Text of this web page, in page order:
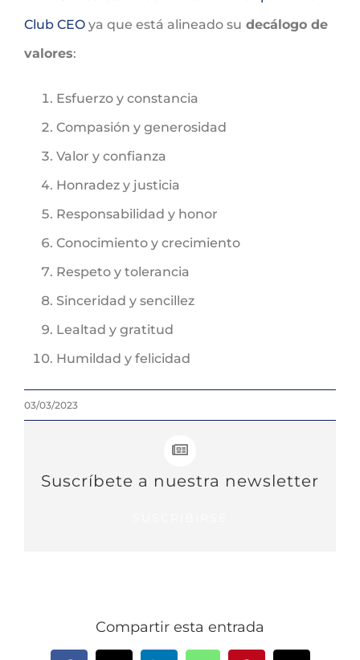
Club CEO ya que está alineado su decálogo de
valores:
Esfuerzo y constancia
Compasión y generosidad
Valor y confianza
Honradez y justicia
Responsabilidad y honor
Conocimiento y crecimiento
Respeto y tolerancia
Sinceridad y sencillez
Lealtad y gratitud
Humildad y felicidad
03/03/2023
Suscríbete a nuestra newsletter
Compartir esta entrada